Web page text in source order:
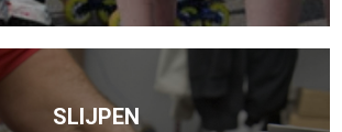
SLIJPEN